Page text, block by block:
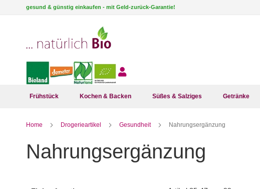
Direkt
gesund & günstig einkaufen - mit Geld-zurück-Garantie!
Frühstück Kochen & Backen Süßes & Salziges Getränke
Home Drogerieartikel Gesundheit Nahrungsergänzung
Nahrungsergänzung